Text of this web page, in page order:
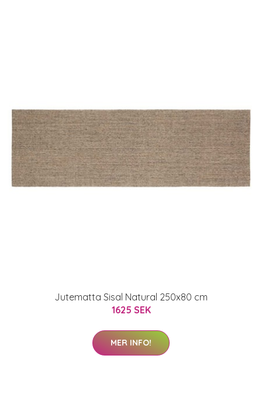
Jutematta Sisal Natural 250x80 cm
1625 SEK
MER INFO!